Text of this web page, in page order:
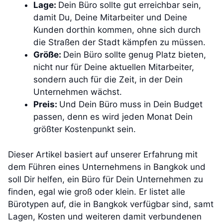
Lage: Dein Büro sollte gut erreichbar sein,
damit Du, Deine Mitarbeiter und Deine
Kunden dorthin kommen, ohne sich durch
die Straßen der Stadt kämpfen zu müssen.
Größe: Dein Büro sollte genug Platz bieten,
nicht nur für Deine aktuellen Mitarbeiter,
sondern auch für die Zeit, in der Dein
Unternehmen wächst.
Preis: Und Dein Büro muss in Dein Budget
passen, denn es wird jeden Monat Dein
größter Kostenpunkt sein.
Dieser Artikel basiert auf unserer Erfahrung mit
dem Führen eines Unternehmens in Bangkok und
soll Dir helfen, ein Büro für Dein Unternehmen zu
finden, egal wie groß oder klein. Er listet alle
Bürotypen auf, die in Bangkok verfügbar sind, samt
Lagen, Kosten und weiteren damit verbundenen